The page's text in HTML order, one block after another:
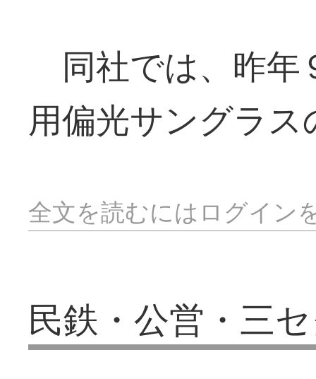
同社では、昨年
用偏光サングラ
全文を読むにはログイン
民鉄・公営・三